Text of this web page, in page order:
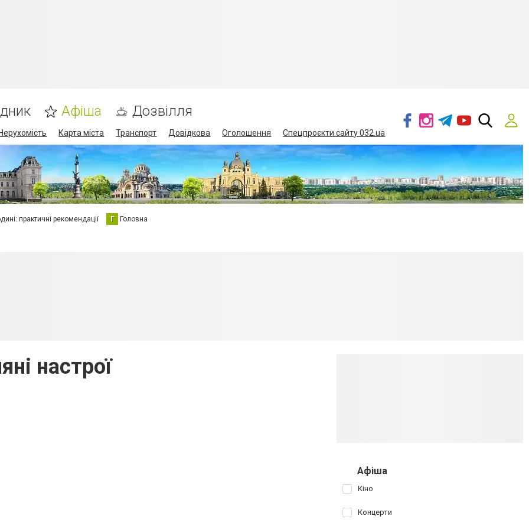
Афіша Дозвілля
Карта міста Транспорт Довідкова Оголошення Спецпроєкти сайту 032.ua
практичні рекомендації Г Головна
настрої
Афіша
Кіно
Концерти